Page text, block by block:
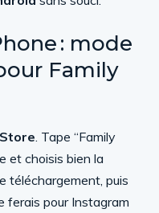
: mode
Family
. Tape “Family
et choisis bien la
téléchargement, puis
ferais pour Instagram